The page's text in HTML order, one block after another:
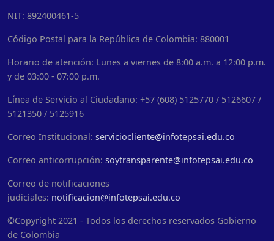
NIT: 892400461-5
Código Postal para la República de Colombia: 880001
Horario de atención: Lunes a viernes de 8:00 a.m. a 12:00 p.m.
y de 03:00 - 07:00 p.m.
Línea de Servicio al Ciudadano: +57 (608) 5125770 / 5126607 /
5121350 / 5125916
Correo Institucional: serviciocliente@infotepsai.edu.co
Correo anticorrupción: soytransparente@infotepsai.edu.co
Correo de notificaciones
judiciales: notificacion@infotepsai.edu.co
©Copyright 2021 - Todos los derechos reservados Gobierno
de Colombia